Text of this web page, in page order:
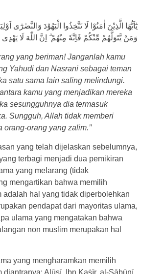
يٰٓاَيُّهَا الَّذِيْنَ اٰمَنُوْا لَا تَتَّخِذُوا الْيَهُوْدَ وَالنَّصٰرٰٓى
وَمَنْ يَّتَوَلَّهُمْ مِّنْكُمْ فَاِنَّهٗ مِنْهُمْ ۗ اِنَّ اللّٰهَ لَا
yang beriman! Janganlah kamu
Yahudi dan Nasrani sebagai teman
satu sama lain saling melindungi.
kamu yang menjadikan mereka
sesungguhnya dia termasuk
Sungguh, Allah tidak memberi
orang yang zalim.’’
yang telah dijelaskan sebelumnya,
terbagi menjadi dua pemikiran
yang melarang (tidak
mengartikan bahwa memilih
adalah hal yang tidak diperbolehkan
pendapat dari mayoritas ulama,
ulama yang mengatakan bahwa
non muslim merupakan hal
yang mengharamkan memilih